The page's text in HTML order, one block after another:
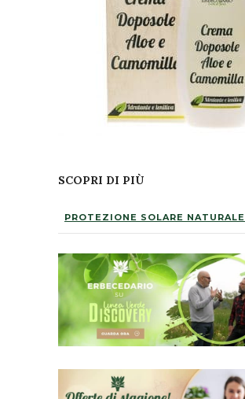
SCOPRI DI PIÙ
PROTEZIONE SOLARE NATURALE